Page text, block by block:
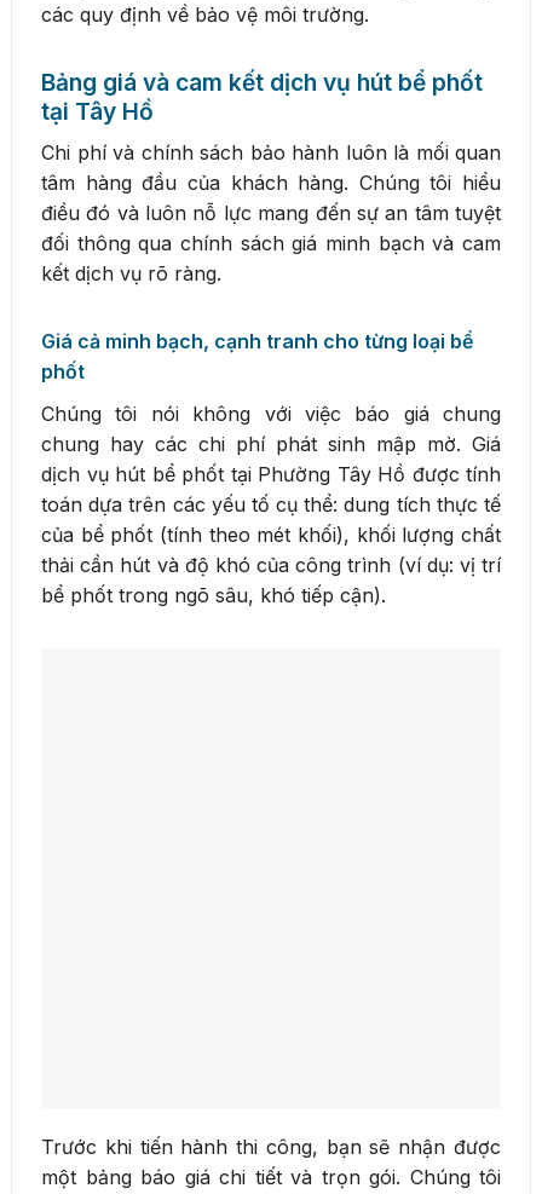
các quy định về bảo vệ môi trường.
Bảng giá và cam kết dịch vụ hút bể phốt
tại Tây Hồ
Chi phí và chính sách bảo hành luôn là mối quan
tâm hàng đầu của khách hàng. Chúng tôi hiểu
điều đó và luôn nỗ lực mang đến sự an tâm tuyệt
đối thông qua chính sách giá minh bạch và cam
kết dịch vụ rõ ràng.
Giá cả minh bạch, cạnh tranh cho từng loại bể
phốt
Chúng tôi nói không với việc báo giá chung
chung hay các chi phí phát sinh mập mờ. Giá
dịch vụ hút bể phốt tại Phường Tây Hồ được tính
toán dựa trên các yếu tố cụ thể: dung tích thực tế
của bể phốt (tính theo mét khối), khối lượng chất
thải cần hút và độ khó của công trình (ví dụ: vị trí
bể phốt trong ngõ sâu, khó tiếp cận).
Trước khi tiến hành thi công, bạn sẽ nhận được
một bảng báo giá chi tiết và trọn gói. Chúng tôi